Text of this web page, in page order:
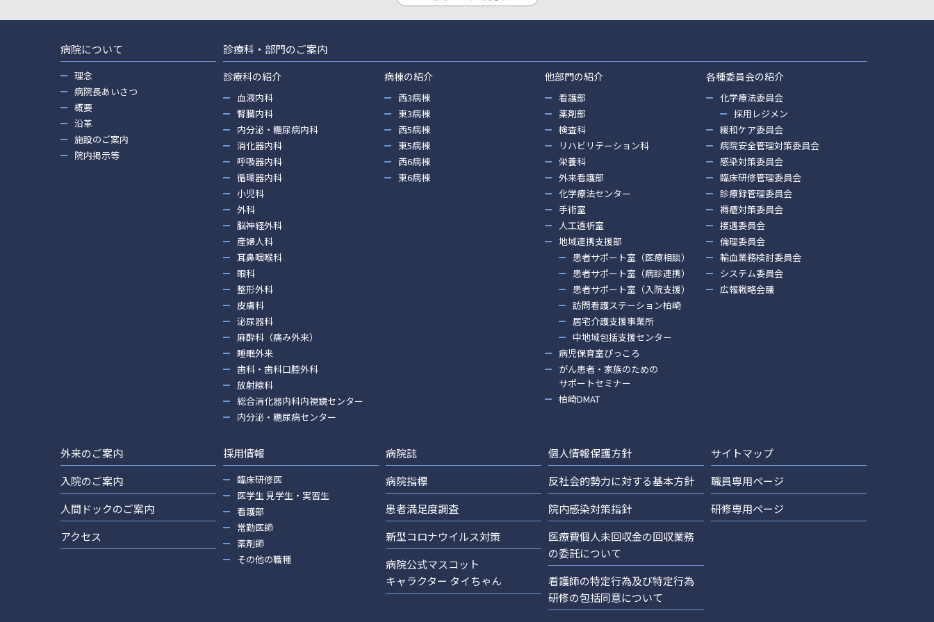
病院について
理念
病院長あいさつ
概要
沿革
施設のご案内
院内掲示等
診療科・部門のご案内
診療科の紹介
血液内科
腎臓内科
内分泌・糖尿病内科
消化器内科
呼吸器内科
循環器内科
小児科
外科
脳神経外科
産婦人科
耳鼻咽喉科
眼科
整形外科
皮膚科
泌尿器科
麻酔科（痛み外来）
睡眠外来
歯科・歯科口腔外科
放射線科
総合消化器内科内視鏡センター
内分泌・糖尿病センター
病棟の紹介
西3病棟
東3病棟
西5病棟
東5病棟
西6病棟
東6病棟
他部門の紹介
看護部
薬剤部
検査科
リハビリテーション科
栄養科
外来看護部
化学療法センター
手術室
人工透析室
地域連携支援部
患者サポート室（医療相談）
患者サポート室（病診連携）
患者サポート室（入院支援）
訪問看護ステーション柏崎
居宅介護支援事業所
中地域包括支援センター
病児保育室ぴっころ
がん患者・家族のための
サポートセミナー
柏崎DMAT
各種委員会の紹介
化学療法委員会
採用レジメン
緩和ケア委員会
病院安全管理対策委員会
感染対策委員会
臨床研修管理委員会
診療録管理委員会
褥瘡対策委員会
接遇委員会
倫理委員会
輸血業務検討委員会
システム委員会
広報戦略会議
外来のご案内
入院のご案内
人間ドックのご案内
アクセス
採用情報
臨床研修医
医学生 見学生・実習生
看護部
常勤医師
薬剤師
その他の職種
病院誌
病院指標
患者満足度調査
新型コロナウイルス対策
病院公式マスコット
キャラクター タイちゃん
個人情報保護方針
反社会的勢力に対する基本方針
院内感染対策指針
医療費個人未回収金の回収業務
の委託について
看護師の特定行為及び特定行為
研修の包括同意について
サイトマップ
職員専用ページ
研修専用ページ